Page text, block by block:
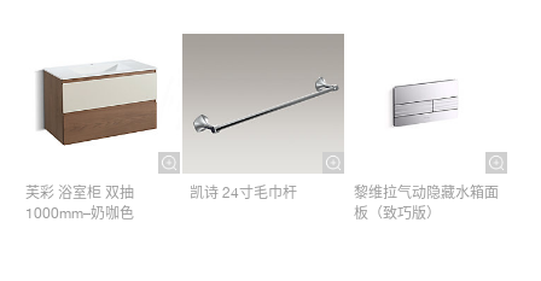
芙彩 浴室柜 双抽
1000mm–奶咖色
凯诗 24寸毛巾杆​
黎维拉气动隐藏水箱面
板（致巧版）